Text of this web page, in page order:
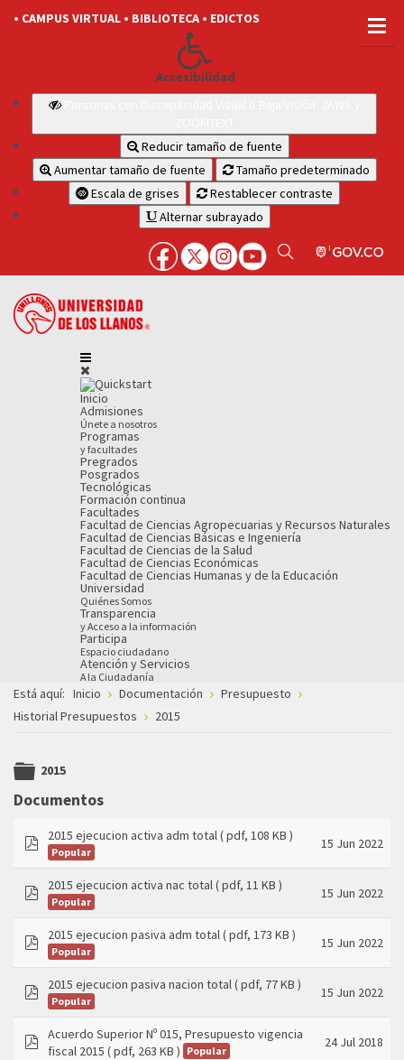
• CAMPUS VIRTUAL • BIBLIOTECA • EDICTOS
Accesibilidad
Reducir tamaño de fuente
Aumentar tamaño de fuente
Tamaño predeterminado
Escala de grises
Restablecer contraste
Alternar subrayado
Inicio
Admisiones
Únete a nosotros
Programas
y facultades
Pregrados
Posgrados
Tecnológicas
Formación continua
Facultades
Facultad de Ciencias Agropecuarias y Recursos Naturales
Facultad de Ciencias Básicas e Ingeniería
Facultad de Ciencias de la Salud
Facultad de Ciencias Económicas
Facultad de Ciencias Humanas y de la Educación
Universidad
Quiénes Somos
Transparencia
y Acceso a la información
Participa
Espacio ciudadano
Atención y Servicios
A la Ciudadanía
Está aquí: Inicio Documentación
Presupuesto
Historial Presupuestos
2015
folder
2015
Documentos
pdf
2015 ejecucion activa adm total( pdf, 108 KB )
Popular
15 Jun 2022
pdf
2015 ejecucion activa nac total( pdf, 11 KB )
Popular
15 Jun 2022
pdf
2015 ejecucion pasiva adm total( pdf, 173 KB )
Popular
15 Jun 2022
pdf
2015 ejecucion pasiva nacion total( pdf, 77 KB )
Popular
15 Jun 2022
Acuerdo Superior Nº 015, Presupuesto vigencia
fiscal 2015 ( pdf, 263 KB ) Popular
24 Jul 2018